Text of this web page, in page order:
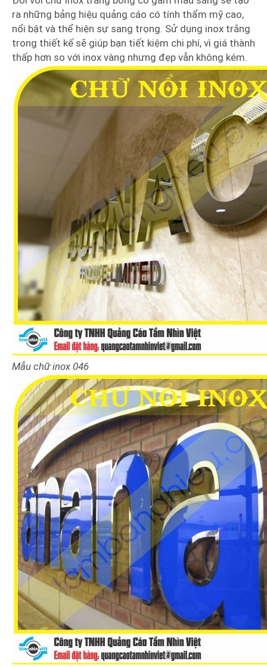
ra những bảng hiệu quảng cáo có tính thẩm mỹ cao,
nổi bật và thể hiện sự sang trọng. Sử dụng inox trắng
trong thiết kế sẽ giúp bạn tiết kiệm chi phí, vì giá thành
thấp hơn so với inox vàng nhưng đẹp vẫn không kém.
Mẫu chữ inox 046